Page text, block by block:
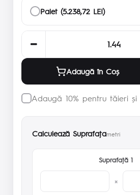
Palet (5.238,72 LEI)
Adaugă în Coş
Adaugă 10% pentru tăieri și
Calculează Suprafaţametri
Suprafaţă 1
×